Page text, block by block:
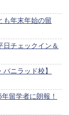
も年末年始の留
日チェックイン＆
ニラッド校】
留学者に朗報！